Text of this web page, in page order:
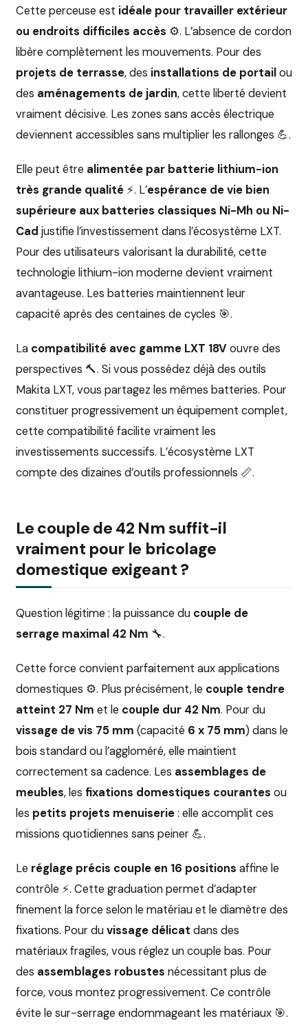
Cette perceuse est idéale pour travailler extérieur
ou endroits difficiles accès ⚙️. L’absence de cordon
libère complètement les mouvements. Pour des
projets de terrasse, des installations de portailou
des aménagements de jardin, cette liberté devient
vraiment décisive. Les zones sans accès électrique
deviennent accessibles sans multiplier les rallonges 💪.
Elle peut être alimentée par batterie lithium-ion
très grande qualité ⚡. L’espérance de vie bien
supérieure aux batteries classiques Ni-Mh ou Ni-
Cad justifie l’investissement dans l’écosystème LXT.
Pour des utilisateurs valorisant la durabilité, cette
technologie lithium-ion moderne devient vraiment
avantageuse. Les batteries maintiennent leur
capacité après des centaines de cycles 🎯.
La compatibilité avec gamme LXT 18Vouvre des
perspectives 🔨. Si vous possédez déjà des outils
Makita LXT, vous partagez les mêmes batteries. Pour
constituer progressivement un équipement complet,
cette compatibilité facilite vraiment les
investissements successifs. L’écosystème LXT
compte des dizaines d’outils professionnels 📏.
Le couple de 42 Nm suffit-il
vraiment pour le bricolage
domestique exigeant ?
Question légitime : la puissance du couple de
serrage maximal 42 Nm 🔧.
Cette force convient parfaitement aux applications
domestiques ⚙️. Plus précisément, le couple tendre
atteint 27 Nm et le couple dur 42 Nm. Pour du
vissage de vis 75 mm (capacité 6 x 75 mm) dans le
bois standard ou l’aggloméré, elle maintient
correctement sa cadence. Les assemblages de
meubles, les fixations domestiques courantes ou
les petits projets menuiserie: elle accomplit ces
missions quotidiennes sans peiner 💪.
Le réglage précis couple en 16 positions affine le
contrôle ⚡. Cette graduation permet d’adapter
finement la force selon le matériau et le diamètre des
fixations. Pour duvissage délicat dans des
matériaux fragiles, vous réglez un couple bas. Pour
des assemblages robustes nécessitant plus de
force, vous montez progressivement. Ce contrôle
évite le sur-serrage endommageant les matériaux 🎯.